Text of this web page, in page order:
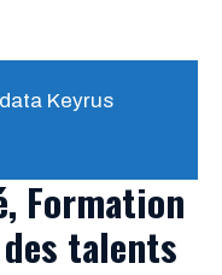
Keyrus
Formation
talents